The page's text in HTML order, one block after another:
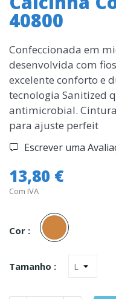
40800
Confeccionada em
desenvolvida com
excelente conforto e
tecnologia Sanitized
antimicrobial.
para ajuste perfeit
Escrever uma
13,80 €
Com IVA
Cor :
Carne
Tamanho :